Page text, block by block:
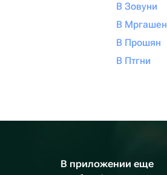
В Зовуни
В Мргашен
В Прошян
В Птгни
В приложении еще